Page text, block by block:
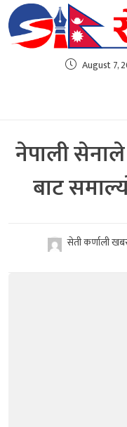
August 7,
नेपाली
बाट
सेती कर्णाली